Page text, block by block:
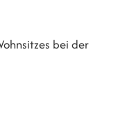
bei der